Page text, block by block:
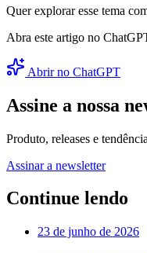
Quer explorar esse tema
Abra este artigo no
Abrir no ChatGPT
Assine a nossa
Produto, releases e
Assinar a newsletter
Continue lendo
23 de junho de 2026